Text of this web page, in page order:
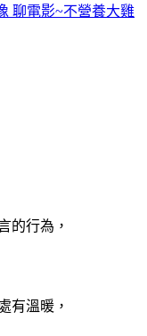
聊電影~不營養大雞
的行為，
有溫暖，